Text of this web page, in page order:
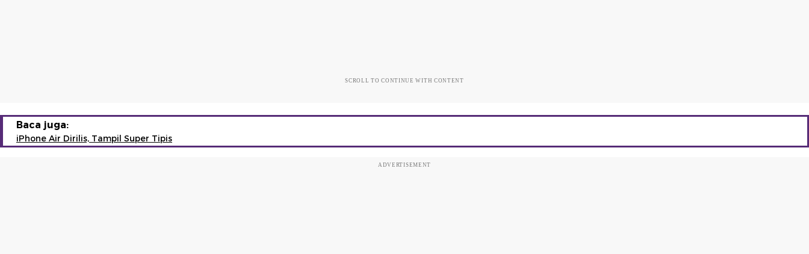
SCROLL TO CONTINUE WITH CONTENT
Baca juga:
iPhone Air Dirilis, Tampil Super Tipis
ADVERTISEMENT